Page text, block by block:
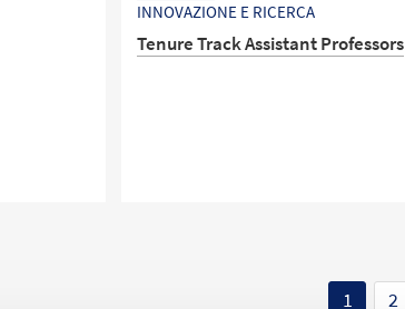
INNOVAZIONE E RICERCA
Tenure Track Assistant Professors
1 2